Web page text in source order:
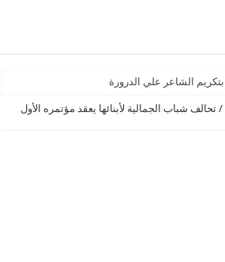
/ تحالف شباب الجمالية لأبنائها يعقد مؤتمره الأول